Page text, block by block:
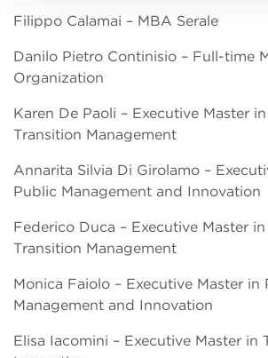
Filippo Calamai – MBA Serale
Danilo Pietro Continisio – Full-time
Organization
Karen De Paoli – Executive Master
Transition Management
Annarita Silvia Di Girolamo –
Public Management and Innovation
Federico Duca – Executive Master
Transition Management
Monica Faiolo – Executive Master in
Management and Innovation
Elisa Iacomini – Executive Master in